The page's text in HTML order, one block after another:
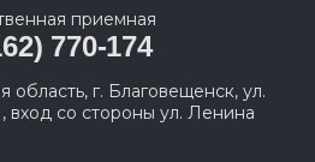
приемная
770-174
область, г. Благовещенск, ул.
вход со стороны ул. Ленина